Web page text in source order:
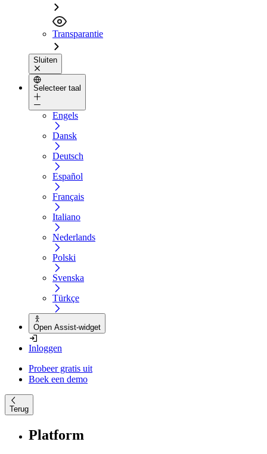
Transparantie
Sluiten
Selecteer taal
Engels
Dansk
Deutsch
Español
Français
Italiano
Nederlands
Polski
Svenska
Türkçe
Open Assist-widget
Inloggen
Probeer gratis uit
Boek een demo
Terug
Platform